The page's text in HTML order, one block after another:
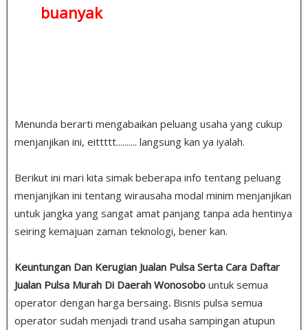
buanyak
Menunda berarti mengabaikan peluang usaha yang cukup
menjanjikan ini, eittttt.......... langsung kan ya iyalah.
Berikut ini mari kita simak beberapa info tentang peluang
menjanjikan ini tentang wirausaha modal minim menjanjikan
untuk jangka yang sangat amat panjang tanpa ada hentinya
seiring kemajuan zaman teknologi, bener kan.
Keuntungan Dan Kerugian Jualan Pulsa Serta Cara Daftar
Jualan Pulsa Murah Di Daerah Wonosobo untuk semua
operator dengan harga bersaing. Bisnis pulsa semua
operator sudah menjadi trand usaha sampingan atupun